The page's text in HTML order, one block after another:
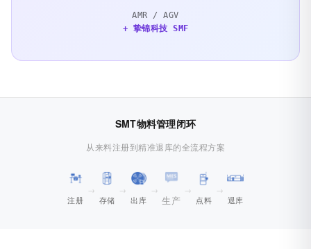
AMR / AGV
+ 挚锦科技 SMF
SMT物料管理闭环
从来料注册到精准退库的全流程方案
注册
→
存储
→
出库
→
生产
→
点料
→
退库